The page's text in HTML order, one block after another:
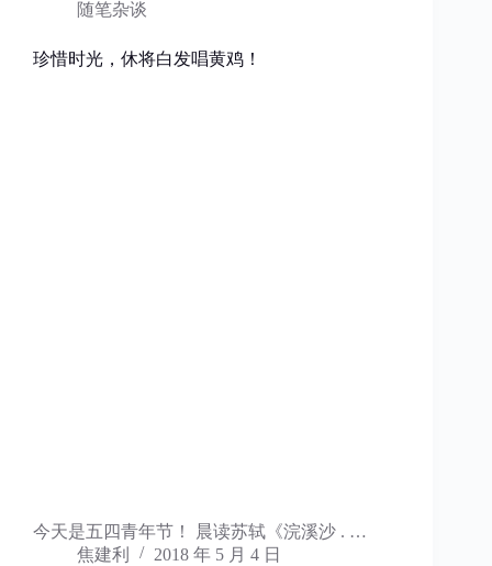
随笔杂谈
珍惜时光，休将白发唱黄鸡！
今天是五四青年节！ 晨读苏轼《浣溪沙 . …
焦建利
2018 年 5 月 4 日